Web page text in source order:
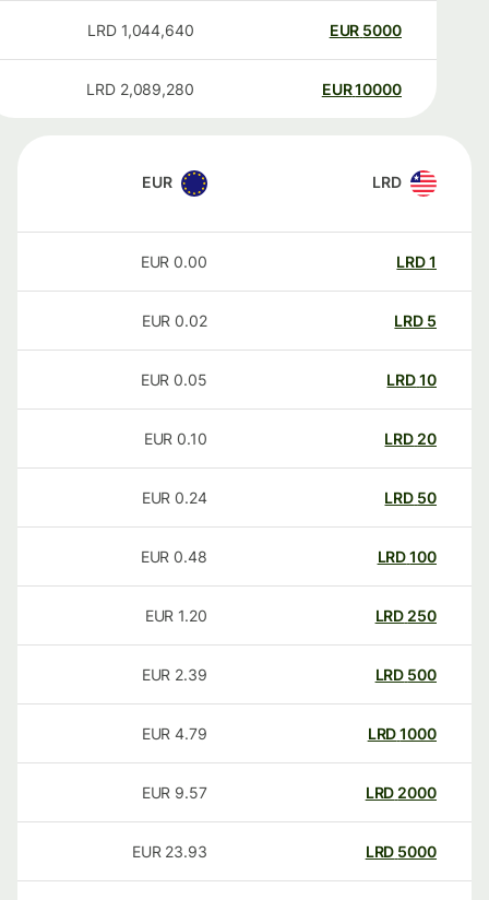
5000
EUR
1,044,640
LRD
10000
EUR
2,089,280
LRD
LRD
EUR
LRD
0.00
EUR
LRD
0.02
EUR
LRD
0.05
EUR
20
LRD
0.10
EUR
50
LRD
0.24
EUR
100
LRD
0.48
EUR
250
LRD
1.20
EUR
500
LRD
2.39
EUR
1000
LRD
4.79
EUR
2000
LRD
9.57
EUR
5000
LRD
23.93
EUR